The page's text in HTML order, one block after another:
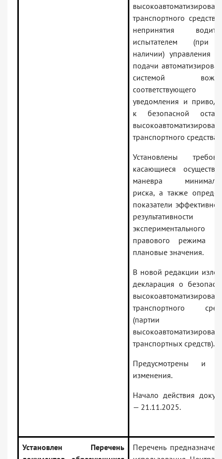
транспортного
непринятия
испытателем (при
наличии) управления
подачи
системой
соответствующего
уведомления и
к безопасной
транспортного средства.
Установлены
касающиеся
маневра
риска, а также
показатели
результативности
экспериментального
правового режима
плановые значения.
В новой редакции
декларация о
транспортного
(партии
транспортных средств).
Предусмотрены и
изменения.
Начало действия
— 21.11.2025.
Установлен Перечень
Перечень